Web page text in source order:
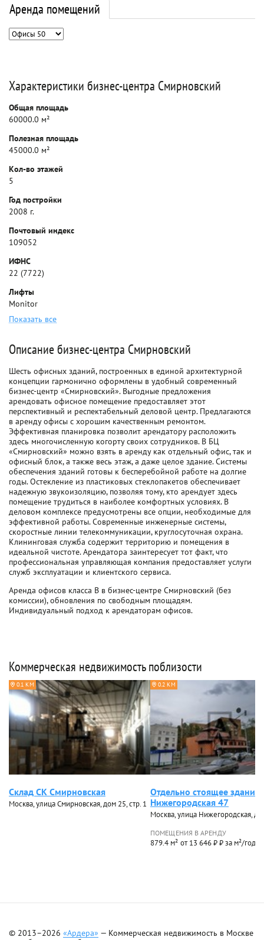
Аренда помещений
Характеристики бизнес-центра Смирновский
Общая площадь
60000.0 м²
Полезная площадь
45000.0 м²
Кол-во этажей
5
Год постройки
2008 г.
Почтовый индекс
109052
ИФНС
22 (7722)
Лифты
Monitor
Показать все
Описание бизнес-центра Смирновский
Шесть офисных зданий, построенных в единой архитектурной
концепции гармонично оформлены в удобный современный
бизнес-центр «Смирновский». Выгодные предложения
арендовать офисное помещение предоставляет этот
перспективный и респектабельный деловой центр. Предлагаются
в аренду офисы с хорошим качественным ремонтом.
Эффективная планировка позволит арендатору расположить
здесь многочисленную когорту своих сотрудников. В БЦ
«Смирновский» можно взять в аренду как отдельный офис, так и
офисный блок, а также весь этаж, а даже целое здание. Системы
обеспечения зданий готовы к бесперебойной работе на долгие
годы. Остекление из пластиковых стеклопакетов обеспечивает
надежную звукоизоляцию, позволяя тому, кто арендует здесь
помещение трудиться в наиболее комфортных условиях. В
деловом комплексе предусмотрены все опции, необходимые для
эффективной работы. Современные инженерные системы,
скоростные линии телекоммуникации, круглосуточная охрана.
Клининговая служба содержит территорию и помещения в
идеальной чистоте. Арендатора заинтересует тот факт, что
профессиональная управляющая компания предоставляет услуги
служб эксплуатации и клиентского сервиса.
Аренда офисов класса B в бизнес-центре Смирновский (без
комиссии), обновления по свободным площадям.
Индивидуальный подход к арендаторам офисов.
Коммерческая недвижимость поблизости
0.1 КМ
Склад СК Смирновская
Москва, улица Смирновская, дом 25, стр. 1
0.2 КМ
Отдельно стоящее здание
Нижегородская 47
Москва, улица Нижегородская,
ПОМЕЩЕНИЯ В АРЕНДУ
879.4 м² от 13 646 ₽ ₽ за м²/год
© 2013–2026 «Ардера» — Коммерческая недвижимость в Москве